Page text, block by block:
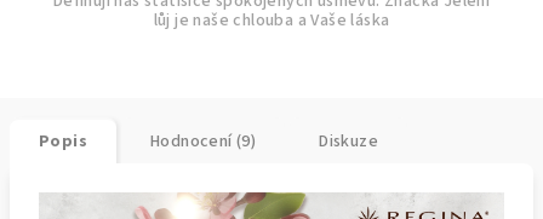
lůj je naše chlouba a Vaše láska
Popis Hodnocení (9) Diskuze